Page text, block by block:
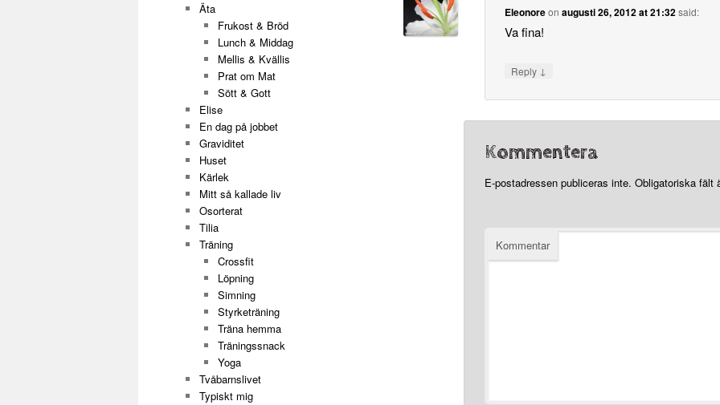
Eleonoreonaugusti 26, 2012 at 21:32said:
Va fina!
Reply ↓
Kommentera
E-postadressen publiceras inte. Obligatoriska fält
Kommentar
Äta
Frukost & Bröd
Lunch & Middag
Mellis & Kvällis
Prat om Mat
Sött & Gott
Elise
En dag på jobbet
Graviditet
Huset
Kärlek
Mitt så kallade liv
Osorterat
Tilia
Träning
Crossfit
Löpning
Simning
Styrketräning
Träna hemma
Träningssnack
Yoga
Tvåbarnslivet
Typiskt mig